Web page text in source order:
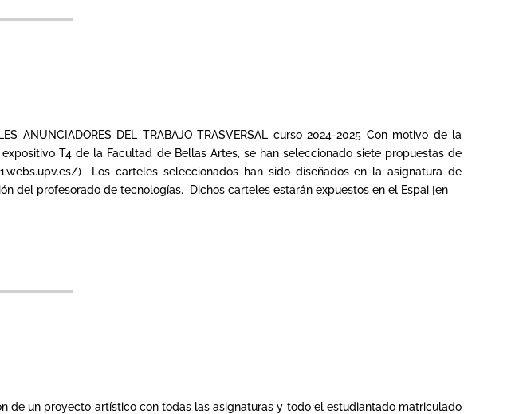
ANUNCIADORES DEL TRABAJO TRASVERSAL curso 2024-2025 Con motivo de la
T4 de la Facultad de Bellas Artes, se han seleccionado siete propuestas de
) Los carteles seleccionados han sido diseñados en la asignatura de
del profesorado de tecnologías. Dichos carteles estarán expuestos en el Espai [en
de un proyecto artístico con todas las asignaturas y todo el estudiantado matriculado